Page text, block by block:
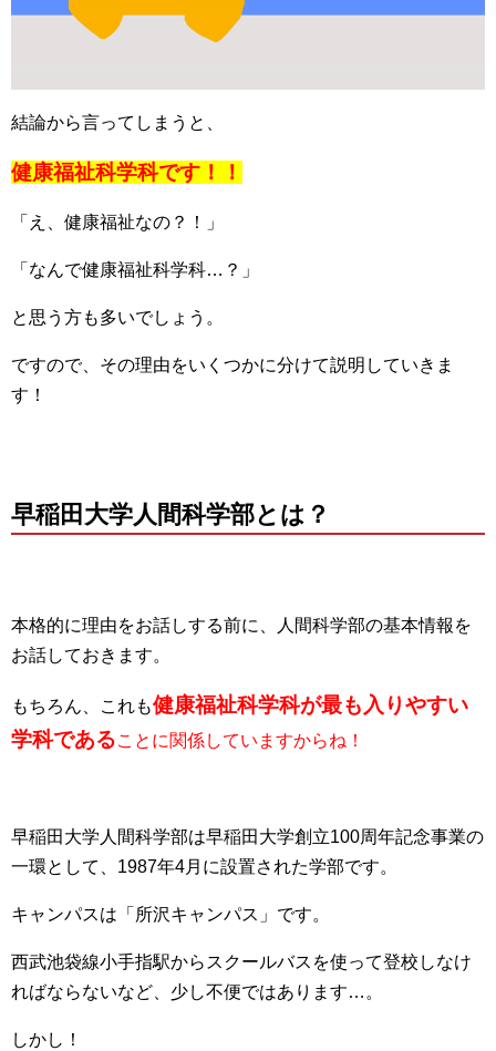
結論から言ってしまうと、
健康福祉科学科です！！
「え、健康福祉なの？！」
「なんで健康福祉科学科…？」
と思う方も多いでしょう。
ですので、その理由をいくつかに分けて説明していきま
す！
早稲田大学人間科学部とは？
本格的に理由をお話しする前に、人間科学部の基本情報を
お話しておきます。
もちろん、これも健康福祉科学科が最も入りやすい
学科であることに関係していますからね！
早稲田大学人間科学部は早稲田大学創立100周年記念事業の
一環として、1987年4月に設置された学部です。
キャンパスは「所沢キャンパス」です。
西武池袋線小手指駅からスクールバスを使って登校しなけ
ればならないなど、少し不便ではあります…。
しかし！